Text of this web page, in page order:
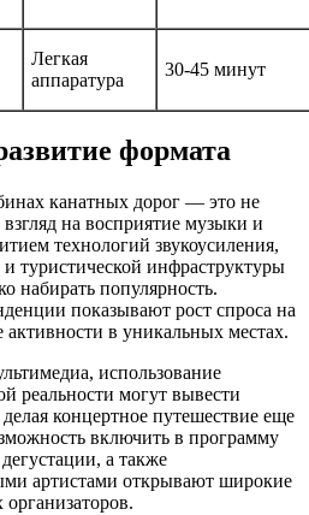
Легкая
аппаратура
30-45 минут
формата
канатных дорог — это не
на восприятие музыки и
технологий звукоусиления,
туристической инфраструктуры
набирать популярность.
показывают рост спроса на
активности в уникальных местах.
использование
реальности могут вывести
концертное путешествие еще
включить в программу
а также
артистами открывают широкие